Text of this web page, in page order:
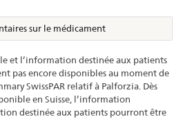
sur le médicament
et l’information destinée aux patients
pas encore disponibles au moment de
SwissPAR relatif à Palforzia. Dès
en Suisse, l’information
destinée aux patients pourront être